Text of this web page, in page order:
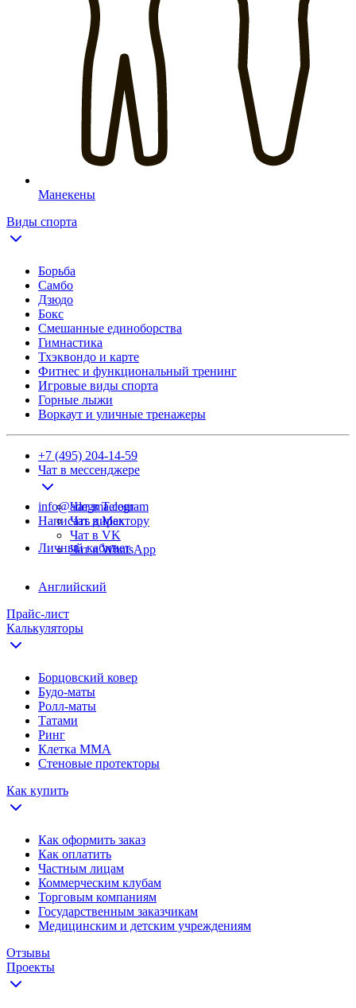
Манекены
Виды спорта
Борьба
Самбо
Дзюдо
Бокс
Смешанные единоборства
Гимнастика
Тхэквондо и карте
Фитнес и функциональный тренинг
Игровые виды спорта
Горные лыжи
Воркаут и уличные тренажеры
+7 (495) 204-14-59
Чат в мессенджере
Чат в Telegram
Чат в Max
Чат в VK
Чат в WhatsApp
info@adegma.com
Написать директору
Личный кабинет
Английский
Прайс-лист
Калькуляторы
Борцовский ковер
Будо-маты
Ролл-маты
Татами
Ринг
Клетка ММА
Стеновые протекторы
Как купить
Как оформить заказ
Как оплатить
Частным лицам
Коммерческим клубам
Торговым компаниям
Государственным заказчикам
Медицинским и детским учреждениям
Отзывы
Проекты